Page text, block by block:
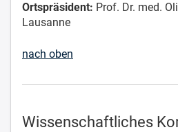
Ortspräsident: Prof. Dr. med.
Lausanne
nach oben
Wissenschaftliches